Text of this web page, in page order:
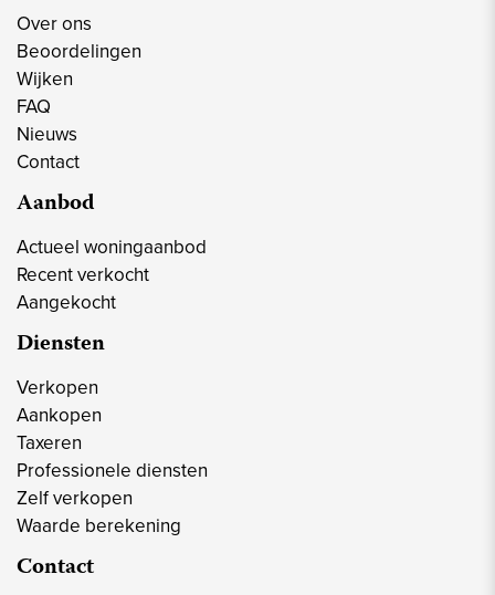
Over ons
Beoordelingen
Wijken
FAQ
Nieuws
Contact
Aanbod
Actueel woningaanbod
Recent verkocht
Aangekocht
Diensten
Verkopen
Aankopen
Taxeren
Professionele diensten
Zelf verkopen
Waarde berekening
Contact